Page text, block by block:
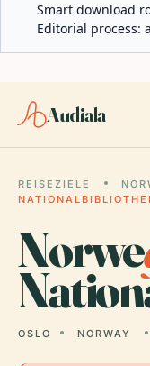
Smart download
Editorial process:
Audiala
REISEZIELE
Norwe
OSLO NORWAY